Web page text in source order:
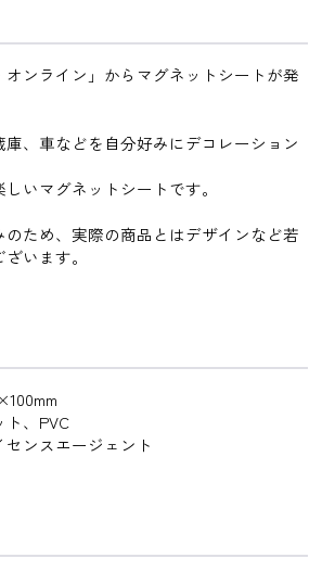
オンライン」からマグネットシートが発
、車などを自分好みにデコレーション
いマグネットシートです。
ため、実際の商品とはデザインなど若
います。
、PVC
ンスエージェント